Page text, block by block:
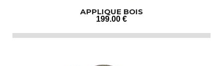
APPLIQUE BOIS
199.00 €